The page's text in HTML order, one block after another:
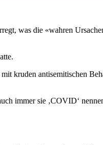
was die «wahren
kruden antisemitischen
immer sie ‚COVID‘